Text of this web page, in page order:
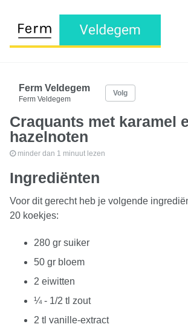
Ferm Veldegem
Ferm Veldegem
Volg
Craquants met karamel
hazelnoten
minder dan 1 minuut lezen
Ingrediënten
Voor dit gerecht heb je volgende
20 koekjes:
280 gr suiker
50 gr bloem
2 eiwitten
¼ - 1/2 tl zout
2 tl vanille-extract